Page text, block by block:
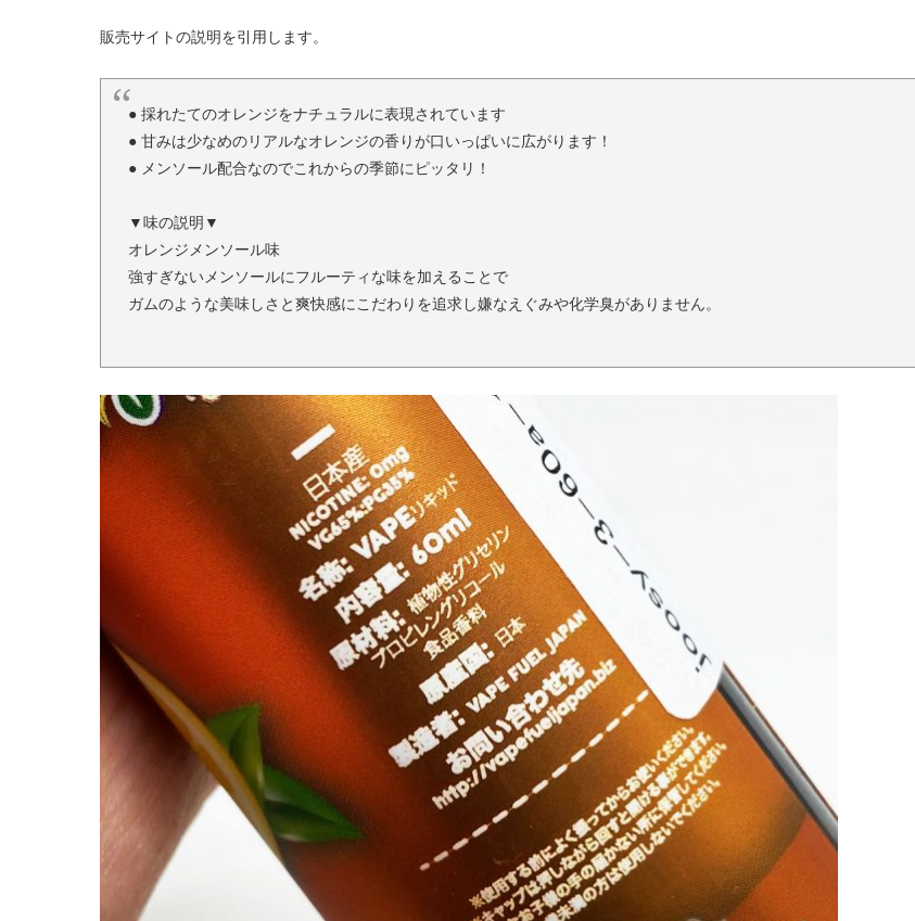
販売サイトの説明を引用します。
● 採れたてのオレンジをナチュラルに表現されています
● 甘みは少なめのリアルなオレンジの香りが口いっぱいに広がります！
● メンソール配合なのでこれからの季節にピッタリ！
▼味の説明▼
オレンジメンソール味
強すぎないメンソールにフルーティな味を加えることで
ガムのような美味しさと爽快感にこだわりを追求し嫌なえぐみや化学臭がありません。